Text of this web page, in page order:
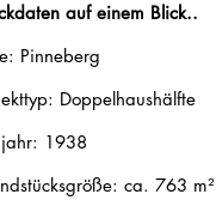
auf einem Blick..
Pinneberg
Doppelhaushälfte
1938
ca. 763 m²